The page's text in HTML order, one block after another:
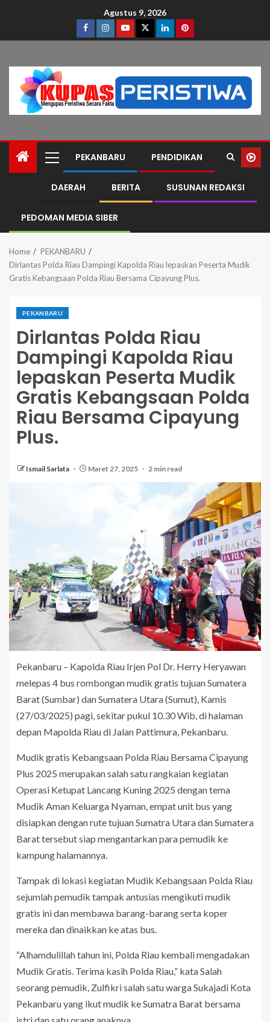
Agustus 9, 2026
PEKANBARU PENDIDIKAN
DAERAH BERITA SUSUNAN REDAKSI
PEDOMAN MEDIA SIBER
Home
PEKANBARU
Dirlantas Polda Riau Dampingi Kapolda Riau lepaskan Peserta Mudik
Gratis Kebangsaan Polda Riau Bersama Cipayung Plus.
PEKANBARU
Dirlantas Polda Riau
Dampingi Kapolda Riau
lepaskan Peserta Mudik
Gratis Kebangsaan Polda
Riau Bersama Cipayung
Plus.
Ismail Sarlata Maret 27, 2025 2 min read
Pekanbaru – Kapolda Riau Irjen Pol Dr. Herry Heryawan
melepas 4 bus rombongan mudik gratis tujuan Sumatera
Barat (Sumbar) dan Sumatera Utara (Sumut), Kamis
(27/03/2025) pagi, sekitar pukul 10.30 Wib, di halaman
depan Mapolda Riau di Jalan Pattimura, Pekanbaru.
Mudik gratis Kebangsaan Polda Riau Bersama Cipayung
Plus 2025 merupakan salah satu rangkaian kegiatan
Operasi Ketupat Lancang Kuning 2025 dengan tema
Mudik Aman Keluarga Nyaman, empat unit bus yang
disiapkan dengan rute tujuan Sumatra Utara dan Sumatera
Barat tersebut siap mengantarkan para pemudik ke
kampung halamannya.
Tampak di lokasi kegiatan Mudik Kebangsaan Polda Riau
sejumlah pemudik tampak antusias mengikuti mudik
gratis ini dan membawa barang-barang serta koper
mereka dan dinaikkan ke atas bus.
“Alhamdulillah tahun ini, Polda Riau kembali mengadakan
Mudik Gratis. Terima kasih Polda Riau,” kata Salah
seorang pemudik, Zulfikri salah satu warga Sukajadi Kota
Pekanbaru yang ikut mudik ke Sumatra Barat bersama